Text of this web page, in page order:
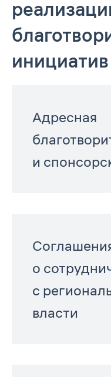
инициатив
Адресная
и
о
с
власти